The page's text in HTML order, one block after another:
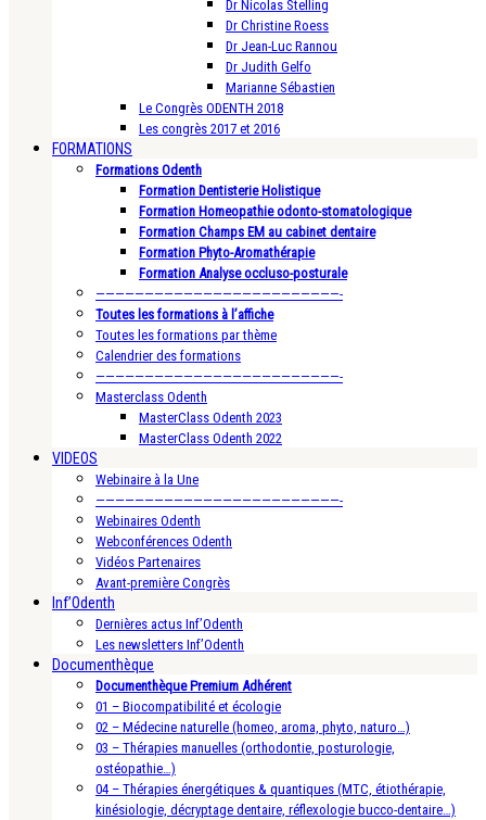
Dr Nicolas Stelling
Dr Christine Roess
Dr Jean-Luc Rannou
Dr Judith Gelfo
Marianne Sébastien
Le Congrès ODENTH 2018
Les congrès 2017 et 2016
FORMATIONS
Formations Odenth
Formation Dentisterie Holistique
Formation Homeopathie odonto-stomatologique
Formation Champs EM au cabinet dentaire
Formation Phyto-Aromathérapie
Formation Analyse occluso-posturale
—————————————————————————-
Toutes les formations à l’affiche
Toutes les formations par thème
Calendrier des formations
—————————————————————————-
Masterclass Odenth
MasterClass Odenth 2023
MasterClass Odenth 2022
VIDEOS
Webinaire à la Une
—————————————————————————-
Webinaires Odenth
Webconférences Odenth
Vidéos Partenaires
Avant-première Congrès
Inf’Odenth
Dernières actus Inf’Odenth
Les newsletters Inf’Odenth
Documenthèque
Documenthèque Premium Adhérent
01 – Biocompatibilité et écologie
02 – Médecine naturelle (homeo, aroma, phyto, naturo…)
03 – Thérapies manuelles (orthodontie, posturologie,
ostéopathie…)
04 – Thérapies énergétiques & quantiques (MTC, étiothérapie,
kinésiologie, décryptage dentaire, réflexologie bucco-dentaire…)